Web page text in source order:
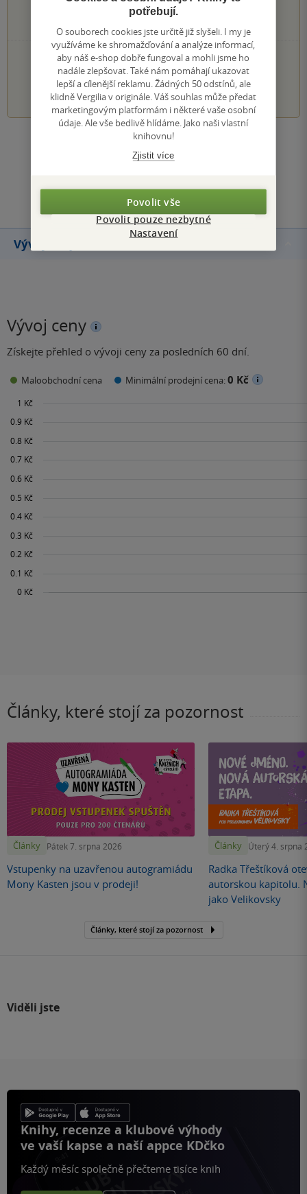
0×
2 hvězdičky
1 hvezdička
PŘIDEJTE SVÉ HODNOCENÍ KNIHY
1 2 3 4 5
Vývoj ceny
Vývoj ceny
Získejte přehled o vývoji ceny za posledních 60 dní.
Maloobchodní cena Minimální prodejní cena:0 Kč
Články, které stojí za pozornost
Články Pátek 7. srpna 2026
Vstupenky na uzavřenou autogramiádu
Mony Kasten jsou v prodeji!
Články Úterý 4. srpna
Radka Třeštíková
autorskou kapitolu.
jako Velikovsky
Články, které stojí za pozornost
Viděli jste
Knihy, recenze a klubové výhody
ve vaší kapse a naší appce KDčko
Každý měsíc společně přečteme tisíce knih
potřebují.
O souborech cookies jste určitě již slyšeli. I my je
využíváme ke shromažďování a analýze informací,
aby náš e-shop dobře fungoval a mohli jsme ho
nadále zlepšovat. Také nám pomáhají ukazovat
lepší a cílenější reklamu. Žádných 50 odstínů, ale
klidně Vergilia v originále. Váš souhlas může předat
marketingovým platformám i některé vaše osobní
údaje. Ale vše bedlivě hlídáme. Jako naši vlastní
knihovnu!
Zjistit více
Povolit vše
Povolit pouze nezbytné
Nastavení